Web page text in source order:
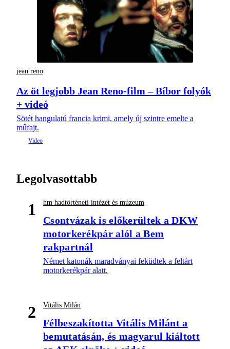
jean reno
Az öt legjobb Jean Reno-film – Bíbor folyók
+ videó
Sötét hangulatú francia krimi, amely új szintre emelte a
műfajt.
Legolvasottabb
1 hm hadtörténeti intézet és múzeum
Csontvázak is előkerültek a DKW
motorkerékpár alól a Bem
rakpartnál
Német katonák maradványai feküdtek a feltárt
motorkerékpár alatt.
2 Vitális Milán
Félbeszakította Vitális Milánt a
bemutatásán, és magyarul kiáltott